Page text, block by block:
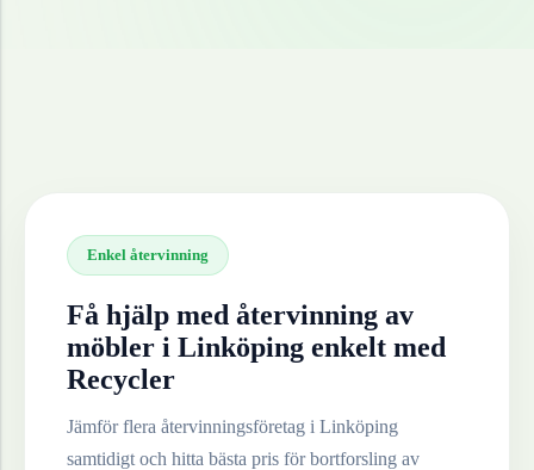
Enkel återvinning
Få hjälp med återvinning av
möbler i Linköping enkelt med
Recycler
Jämför flera återvinningsföretag i Linköping
samtidigt och hitta bästa pris för bortforsling av